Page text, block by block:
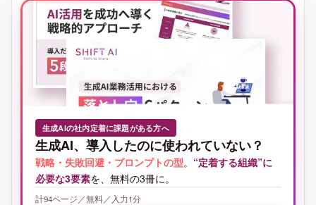
生成AIの社内定着に課題がある方へ
生成AI、導入したのに使われていない？
戦略・失敗回避・プロンプトの型。 “定着する組織”に
必要な3要素を、無料の3冊に。
計94ページ／無料／入力1分